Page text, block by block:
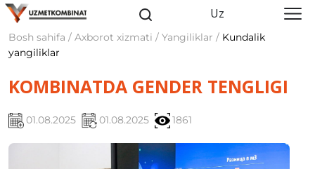
Uz
Bosh sahifa / Axborot xizmati / Yangiliklar / Kundalik
yangiliklar
KOMBINATDA GENDER TENGLIGI
01.08.2025 01.08.2025 1861